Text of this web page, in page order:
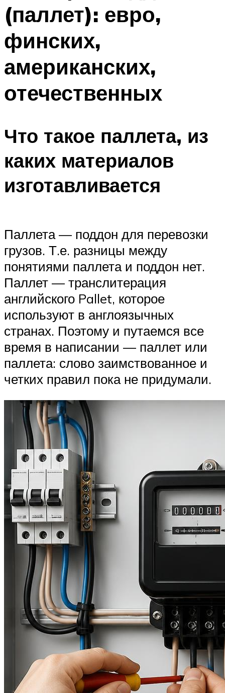
Меню
(паллет): евро,
финских,
американских,
отечественных
Что такое паллета, из
каких материалов
изготавливается
Паллета — поддон для перевозки
грузов. Т.е. разницы между
понятиями паллета и поддон нет.
Паллет — транслитерация
английского Pallet, которое
используют в англоязычных
странах. Поэтому и путаемся все
время в написании — паллет или
паллета: слово заимствованное и
четких правил пока не придумали.